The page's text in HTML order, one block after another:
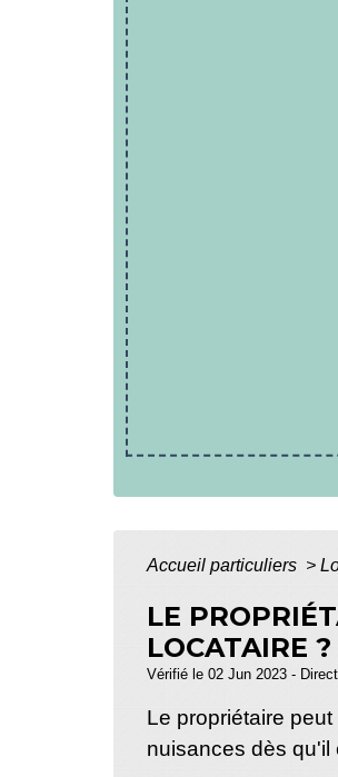
Accueil particuliers >
LE
LOCATAIRE ?
Vérifié le 02 Jun 2023 -
Le propriétaire
nuisances dès